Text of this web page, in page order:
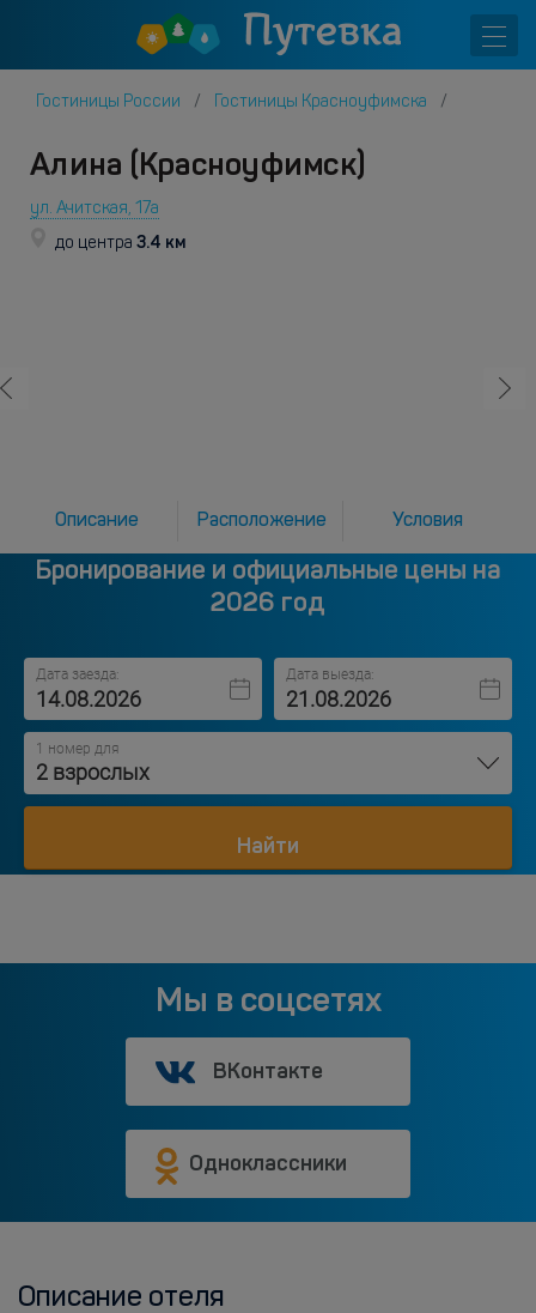
Гостиницы России Гостиницы Красноуфимска
Алина (Красноуфимск)
ул. Ачитская, 17а
до центра 3.4 км
Описание Расположение Условия
Бронирование и официальные цены на
2026 год
Дата заезда: Дата выезда:
1 номер для
2 взрослых
Найти
Мы в соцсетях
ВКонтакте
Одноклассники
Описание отеля